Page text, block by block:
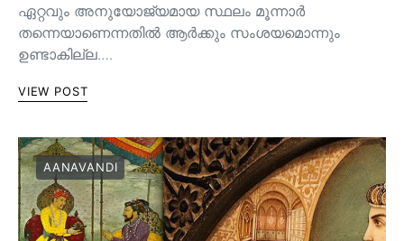
ഏറ്റവും അനുയോജ്യമായ സ്ഥലം മൂന്നാർ
തന്നെയാണെന്നതിൽ ആർക്കും സംശയമൊന്നും
ഉണ്ടാകില്ല.…
VIEW POST
AANAVANDI